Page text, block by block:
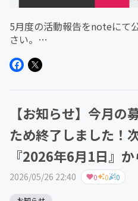
5月度の活動報告をnoteにて
さい。
年7月スタートメンバーもお
【お知らせ】今月の
ため終了しました！
『2026年6月1日』
2026/05/26 22:40 0 0 0